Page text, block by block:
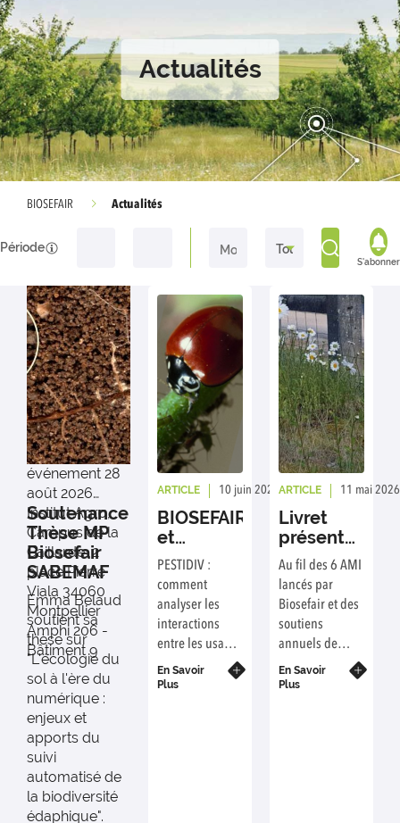
Actualités
BIOSEFAIR Actualités
Période
S'abonner
événement 28
août 2026
Institut Agro,
Campus de la
Gaillarde, 2
place Pierre
Viala 34060
Montpellier
Amphi 206 -
Bâtiment 9
Soutenance
Thèse MP
Biosefair
SABEMAF
Emma Belaud
soutient sa
thèse sur
"L'écologie du
sol à l'ère du
numérique :
enjeux et
apports du
suivi
automatisé de
la biodiversité
édaphique".
ARTICLE 10 juin 2026 Rédaction : Sylvie
BIOSEFAIR
et
SYALSA
organisent
un atelier
"pesticides,
santés et
biodiversité"
- Lyon 23
et 24
PESTIDIV :
comment
analyser les
interactions
entre les usages
des pesticides
agricoles, les
En Savoir
Plus
ARTICLE 11 mai 2026
Livret
présentant
les
résultats
et projets
2021-
2026
Au fil des 6 AMI
lancés par
Biosefair et des
soutiens
annuels de
thèses, une
communauté
En Savoir
Plus